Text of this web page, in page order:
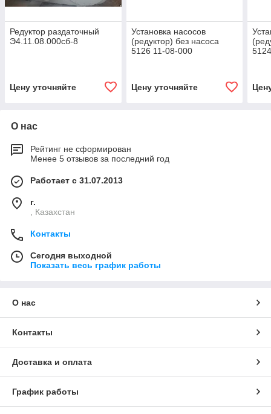
Редуктор раздаточный
Э4.11.08.000сб-8
Цену уточняйте
Установка насосов
(редуктор) без насоса
5126 11-08-000
Цену уточняйте
О нас
Рейтинг не сформирован
Менее 5 отзывов за последний год
Работает с 31.07.2013
г.
, Казахстан
Контакты
Сегодня выходной
Показать весь график работы
О нас
Контакты
Доставка и оплата
График работы